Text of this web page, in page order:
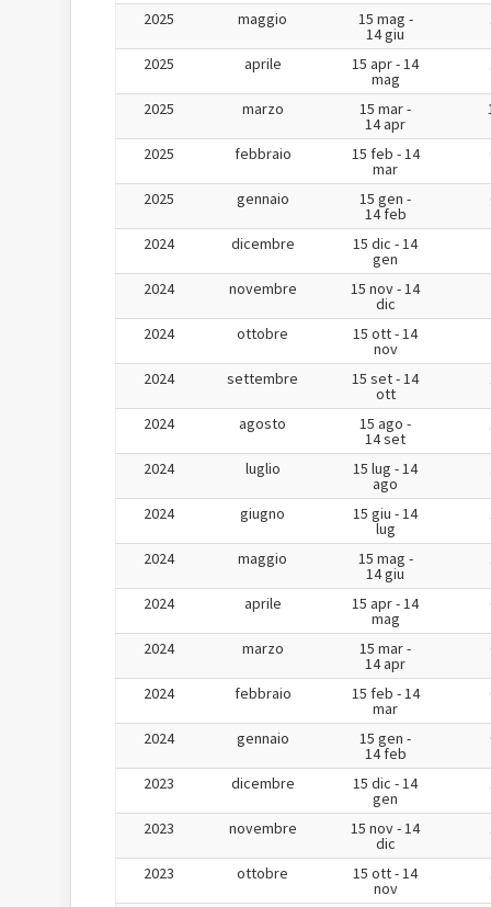
2025 maggio 15 mag -
14 giu
2025 aprile 15 apr - 14
mag
2025 marzo 15 mar -
14 apr
2025 febbraio 15 feb - 14
mar
2025 gennaio 15 gen -
14 feb
2024 dicembre 15 dic - 14
gen
2024 novembre 15 nov - 14
dic
2024 ottobre 15 ott - 14
nov
2024 settembre 15 set - 14
ott
2024 agosto 15 ago -
14 set
2024 luglio 15 lug - 14
ago
2024 giugno 15 giu - 14
lug
2024 maggio 15 mag -
14 giu
2024 aprile 15 apr - 14
mag
2024 marzo 15 mar -
14 apr
2024 febbraio 15 feb - 14
mar
2024 gennaio 15 gen -
14 feb
2023 dicembre 15 dic - 14
gen
2023 novembre 15 nov - 14
dic
2023 ottobre 15 ott - 14
nov